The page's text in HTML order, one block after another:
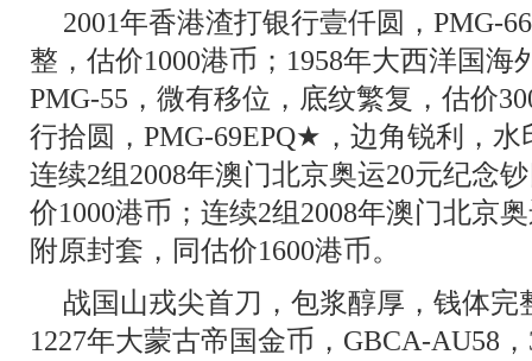
2001年香港渣打银行壹仟圆，PMG-
整，估价1000港币；1958年大西洋国海
PMG-55，微有移位，底纹繁复，估价
行拾圆，PMG-69EPQ★，边角锐利，
连续2组2008年澳门北京奥运20元纪念
价1000港币；连续2组2008年澳门北京
附原封套，同估价1600港币。
战国山戎尖首刀，包浆醇厚，钱体完
1227年大蒙古帝国金币，GBCA-AU58